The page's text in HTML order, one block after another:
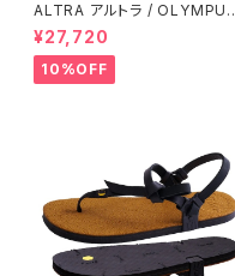
ALTRA アルトラ / OLYMPUS
オリンパス 275 Women's / Bl
ack/Gray
¥27,720
10%OFF